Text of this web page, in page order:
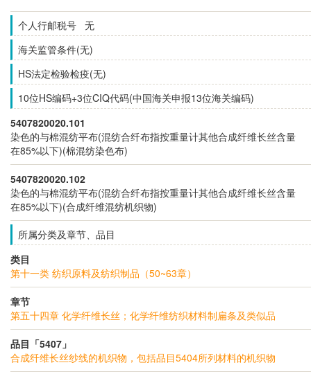
个人行邮税号 无
海关监管条件(无)
HS法定检验检疫(无)
10位HS编码+3位CIQ代码(中国海关申报13位海关编码)
5407820020.101
染色的与棉混纺平布(混纺合纤布指按重量计其他合成纤维长丝含量
在85%以下)(棉混纺染色布)
5407820020.102
染色的与棉混纺平布(混纺合纤布指按重量计其他合成纤维长丝含量
在85%以下)(合成纤维混纺机织物)
所属分类及章节、品目
类目
第十一类 纺织原料及纺织制品（50~63章）
章节
第五十四章 化学纤维长丝；化学纤维纺织材料制扁条及类似品
品目「5407」
合成纤维长丝纱线的机织物，包括品目5404所列材料的机织物